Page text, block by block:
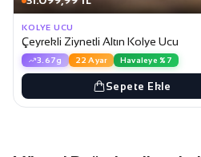
KOLYE UCU
Çeyrekli Ziynetli Altın Kolye Ucu
3.67g 22 Ayar Havaleye %7
Sepete Ekle